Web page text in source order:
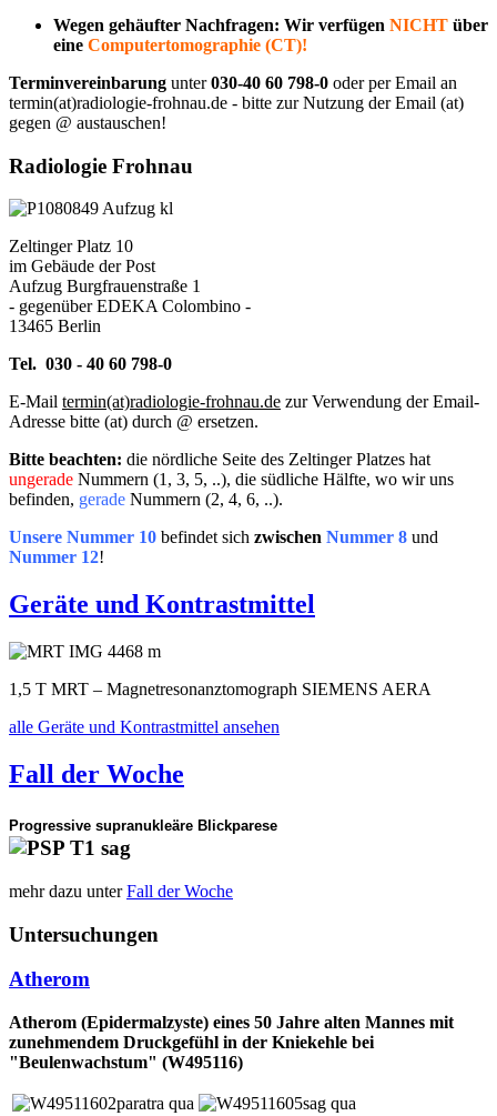
Wegen gehäufter Nachfragen: Wir verfügen NICHT über
eine Computertomographie (CT)!
Terminvereinbarung unter030-40 60 798-0 oder per Email an
termin(at)radiologie-frohnau.de - bitte zur Nutzung der Email (at)
gegen @ austauschen!
Radiologie Frohnau
Zeltinger Platz 10
im Gebäude der Post
Aufzug Burgfrauenstraße 1
- gegenüber EDEKA Colombino -
13465 Berlin
Tel. 030 - 40 60 798-0
E-Mail termin(at)radiologie-frohnau.de zur Verwendung der Email-
Adresse bitte (at) durch @ ersetzen.
Bitte beachten: die nördliche Seite des Zeltinger Platzes hat
ungerade Nummern (1, 3, 5, ..), die südliche Hälfte, wo wir uns
befinden, gerade Nummern (2, 4, 6, ..).
Unsere Nummer 10 befindet sich zwischen Nummer 8 und
Nummer 12!
Geräte und Kontrastmittel
1,5 T MRT – Magnetresonanztomograph SIEMENS AERA
alle Geräte und Kontrastmittel ansehen
Fall der Woche
Progressive supranukleäre Blickparese
mehr dazu unterFall der Woche
Untersuchungen
Atherom
Atherom (Epidermalzyste) eines 50 Jahre alten Mannes mit
zunehmendem Druckgefühl in der Kniekehle bei
"Beulenwachstum" (W495116)